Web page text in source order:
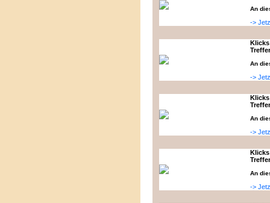
An
->
An
->
An
->
An
->